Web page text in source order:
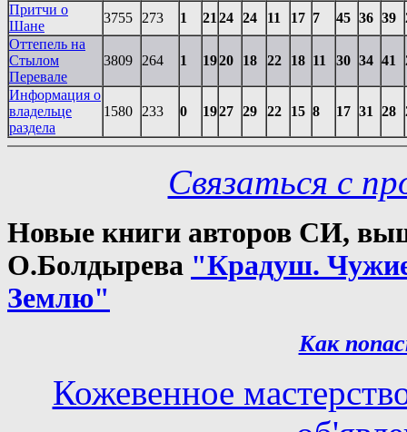
Притчи о
Шане
3755 273 1 21 24 24 11 17 7 45 36 39
Оттепель на
Стылом
Перевале
3809 264 1 1920 18 22 18 11 30 34 41
Информация о
владельце
раздела
1580 233 0 1927 29 22 15 8 17 31 28
Связаться с
Новые книги авторов СИ,
О.Болдырева "Крадуш.
Землю"
Как
Кожевенное